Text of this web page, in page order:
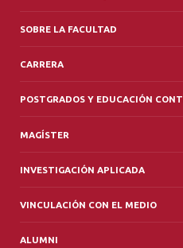
SOBRE LA FACULTAD
CARRERA
POSTGRADOS Y EDUCACIÓN
MAGÍSTER
INVESTIGACIÓN APLICADA
VINCULACIÓN CON EL MEDIO
ALUMNI